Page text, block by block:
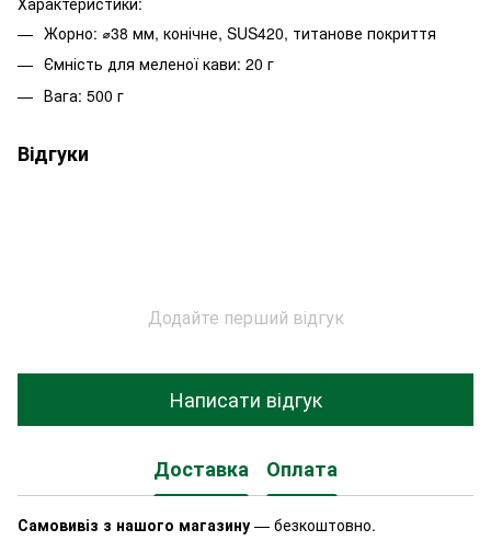
Жорно: ⌀38 мм, конічне, SUS420, титанове покриття
Ємність для меленої кави: 20 г
Вага: 500 г
Відгуки
Додайте перший відгук
Написати відгук
Доставка Оплата
Самовивіз з нашого магазину — безкоштовно.